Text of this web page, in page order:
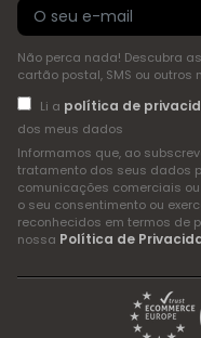
Não perca nada! Descubra
cartão postal, SMS ou outros
Li a política de
dos meus dados
Informamos que, ao
tratamento dos seus dados
comunicações comerciais
o seu consentimento ou
reconhecidos em termos de
nossa Política de